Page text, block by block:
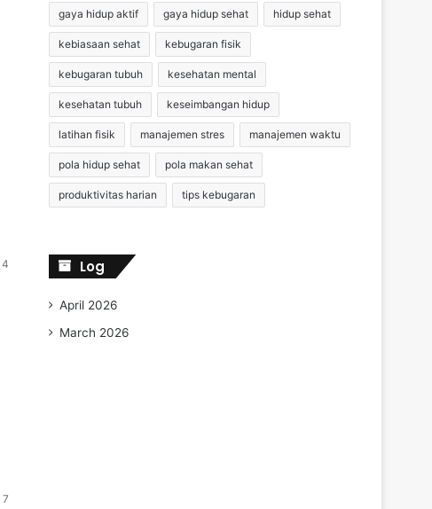
4
7
gaya hidup aktif gaya hidup sehat hidup sehat
kebiasaan sehat kebugaran fisik
kebugaran tubuh kesehatan mental
kesehatan tubuh keseimbangan hidup
latihan fisik manajemen stres manajemen waktu
pola hidup sehat pola makan sehat
produktivitas harian tips kebugaran
Log
April 2026
March 2026